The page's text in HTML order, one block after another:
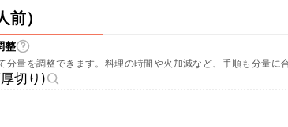
前）
整
分量を調整できます。料理の時間や火加減など、手順も分量に
切り)